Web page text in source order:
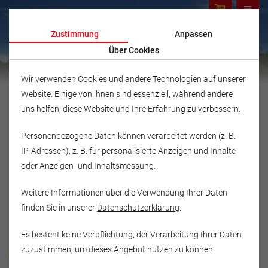
Musikschule Fröhlich
Zustimmung
Anpassen
Über Cookies
Wir verwenden Cookies und andere Technologien auf unserer
Website. Einige von ihnen sind essenziell, während andere
uns helfen, diese Website und Ihre Erfahrung zu verbessern.
Personenbezogene Daten können verarbeitet werden (z. B.
IP-Adressen), z. B. für personalisierte Anzeigen und Inhalte
oder Anzeigen- und Inhaltsmessung.
Weitere Informationen über die Verwendung Ihrer Daten
finden Sie in unserer Datenschutzerklärung
Es besteht keine Verpflichtung, der Verarbeitung Ihrer Daten
zuzustimmen, um dieses Angebot nutzen zu können.